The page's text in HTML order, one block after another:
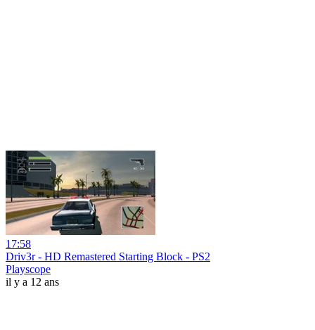
17:58
Driv3r - HD Remastered Starting Block - PS2
Playscope
il y a 12 ans